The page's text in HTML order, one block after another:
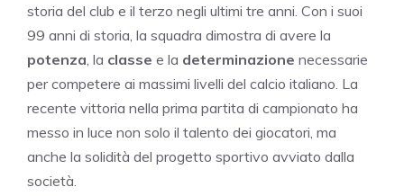
storia del club e il terzo negli ultimi tre anni. Con i suoi
99 anni di storia, la squadra dimostra di avere la
potenza , la classe e la determinazione necessarie
per competere ai massimi livelli del calcio italiano. La
recente vittoria nella prima partita di campionato ha
messo in luce non solo il talento dei giocatori, ma
anche la solidità del progetto sportivo avviato dalla
società.